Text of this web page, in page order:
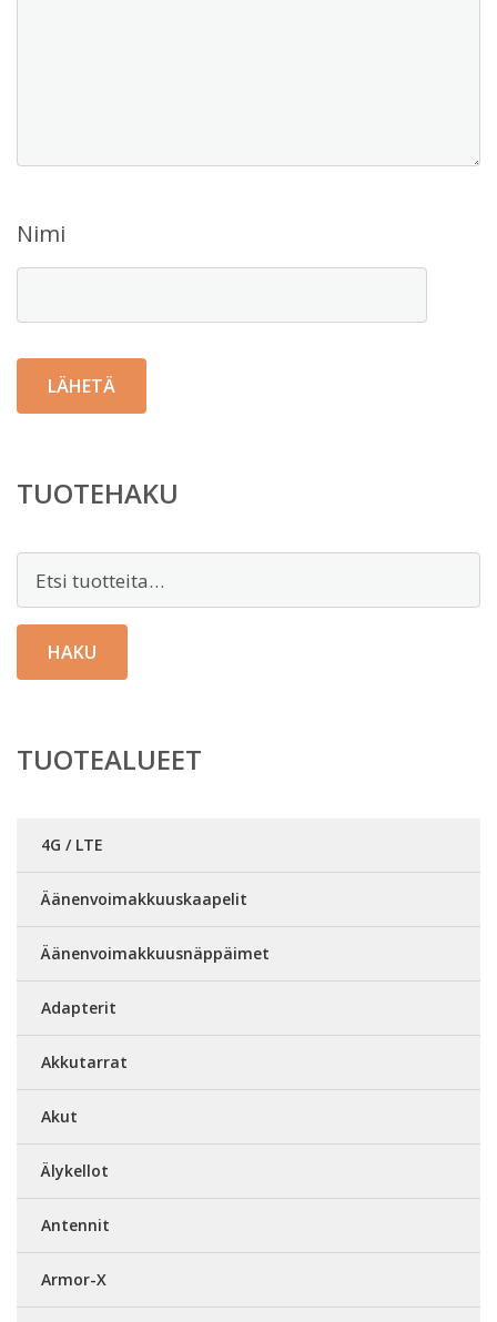
Nimi
TUOTEHAKU
HAKU
TUOTEALUEET
4G / LTE
Äänenvoimakkuuskaapelit
Äänenvoimakkuusnäppäimet
Adapterit
Akkutarrat
Akut
Älykellot
Antennit
Armor-X